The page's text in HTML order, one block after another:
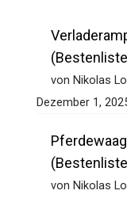
Beliebte
(Bestenliste)
Dezember 1, 2025